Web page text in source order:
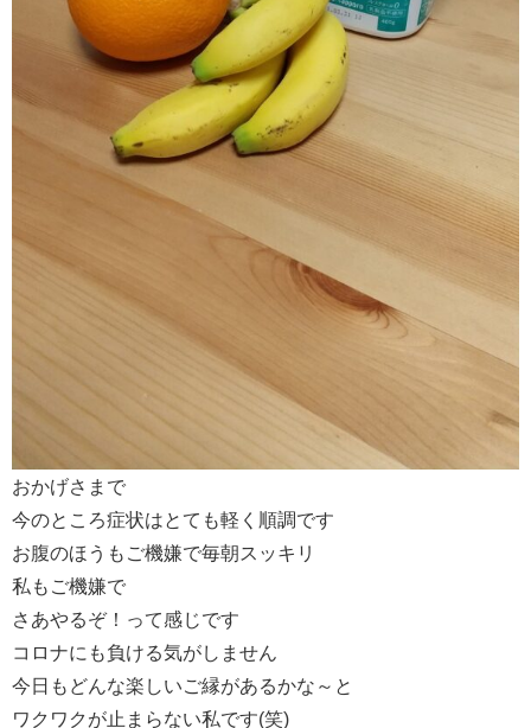
おかげさまで
今のところ症状はとても軽く順調です
お腹のほうもご機嫌で毎朝スッキリ
私もご機嫌で
さあやるぞ！って感じです
コロナにも負ける気がしません
今日もどんな楽しいご縁があるかな～と
ワクワクが止まらない私です(笑)